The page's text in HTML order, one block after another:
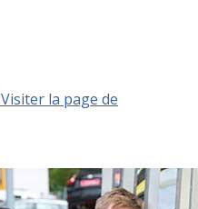
Visiter la page de